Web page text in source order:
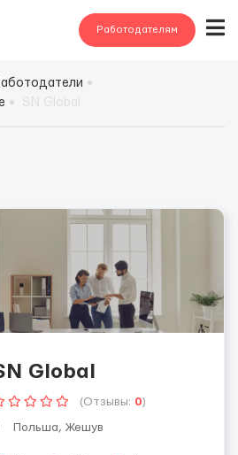
Работодателям
Global
(Отзывы: 0)
Польша, Жешув